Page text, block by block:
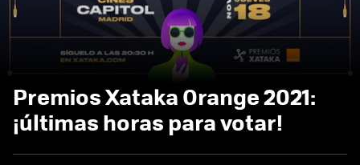
Premios Xataka Orange 2021:
¡últimas horas para votar!